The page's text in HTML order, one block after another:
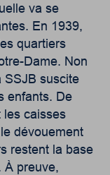
va se
En 1939,
quartiers
Dame. Non
SSJB suscite
enfants. De
les caisses
dévouement
restent la base
À preuve,